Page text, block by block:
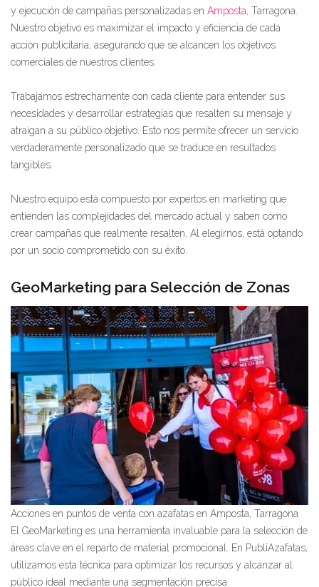
y ejecución de campañas personalizadas en Amposta , Tarragona.
Nuestro objetivo es maximizar el impacto y eficiencia de cada
acción publicitaria, asegurando que se alcancen los objetivos
comerciales de nuestros clientes.
Trabajamos estrechamente con cada cliente para entender sus
necesidades y desarrollar estrategias que resalten su mensaje y
atraigan a su público objetivo. Esto nos permite ofrecer un servicio
verdaderamente personalizado que se traduce en resultados
tangibles.
Nuestro equipo está compuesto por expertos en marketing que
entienden las complejidades del mercado actual y saben cómo
crear campañas que realmente resalten. Al elegirnos, está optando
por un socio comprometido con su éxito.
GeoMarketing para Selección de Zonas
Acciones en puntos de venta con azafatas en Amposta, Tarragona
El GeoMarketing es una herramienta invaluable para la selección de
áreas clave en el reparto de material promocional. En PubliAzafatas,
utilizamos esta técnica para optimizar los recursos y alcanzar al
público ideal mediante una segmentación precisa.